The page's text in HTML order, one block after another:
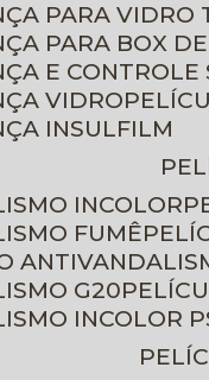
PARA VIDRO
PARA BOX
E CONTROLE
VIDRO
INSULFILM
INCOLOR
FUMÊ
G20
INCOLOR